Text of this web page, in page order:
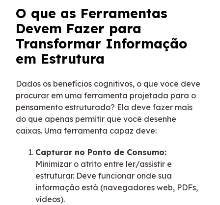
O que as Ferramentas
Devem Fazer para
Transformar Informação
em Estrutura
Dados os benefícios cognitivos, o que você deve
procurar em uma ferramenta projetada para o
pensamento estruturado? Ela deve fazer mais
do que apenas permitir que você desenhe
caixas. Uma ferramenta capaz deve:
Capturar no Ponto de Consumo:
Minimizar o atrito entre ler/assistir e
estruturar. Deve funcionar onde sua
informação está (navegadores web, PDFs,
vídeos).